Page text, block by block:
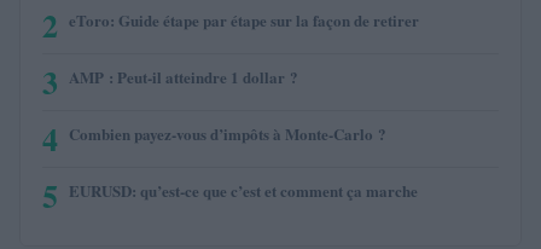
2 eToro: Guide étape par étape sur la façon de retirer
3 AMP : Peut-il atteindre 1 dollar ?
4 Combien payez-vous d’impôts à Monte-Carlo ?
5 EURUSD: qu’est-ce que c’est et comment ça marche